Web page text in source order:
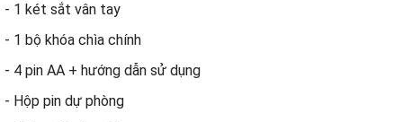
- 1 két sắt vân tay
- 1 bộ khóa chìa chính
- 4 pin AA + hướng dẫn sử dụng
- Hộp pin dự phòng